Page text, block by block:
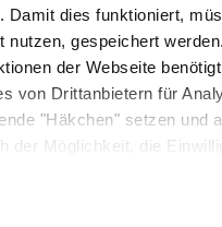
Damit dies funktioniert,
gespeichert
der Webseite
von Drittanbietern für
"Häkchen" setzen und
der Möglichkeit, die